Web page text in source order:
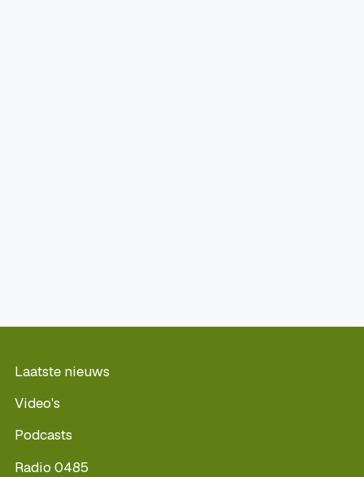
Laatste nieuws
Video's
Podcasts
Radio 0485